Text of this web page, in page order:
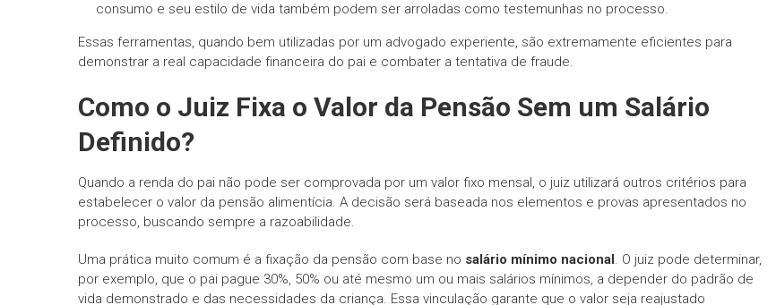
consumo e seu estilo de vida também podem ser arroladas como testemunhas no processo.
Essas ferramentas, quando bem utilizadas por um advogado experiente, são extremamente eficientes para
demonstrar a real capacidade financeira do pai e combater a tentativa de fraude.
Como o Juiz Fixa o Valor da Pensão Sem um Salário
Definido?
Quando a renda do pai não pode ser comprovada por um valor fixo mensal, o juiz utilizará outros critérios para
estabelecer o valor da pensão alimentícia. A decisão será baseada nos elementos e provas apresentados no
processo, buscando sempre a razoabilidade.
Uma prática muito comum é a fixação da pensão com base no salário mínimo nacional. O juiz pode determinar,
por exemplo, que o pai pague 30%, 50% ou até mesmo um ou mais salários mínimos, a depender do padrão de
vida demonstrado e das necessidades da criança. Essa vinculação garante que o valor seja reajustado